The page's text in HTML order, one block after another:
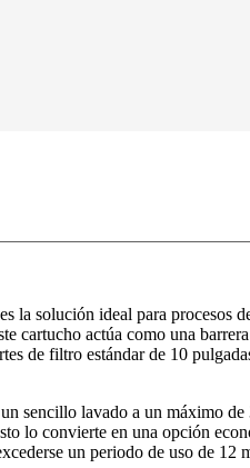
solución ideal para procesos
cartucho actúa como una
de filtro estándar de 10
sencillo lavado a un máximo
lo convierte en una opción
un periodo de uso de 12